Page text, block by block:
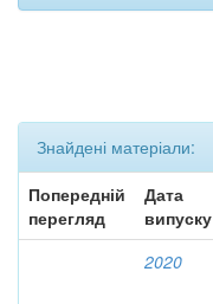
Знайдені матеріали:
Попередній
перегляд
Дата
випуску
2020